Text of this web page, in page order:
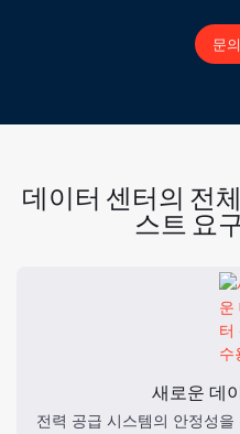
문
데이터 센터의 전
스트 요
새로운 데
전력 공급 시스템의 안정성